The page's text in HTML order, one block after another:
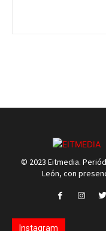
© 2023 Eitmedia.
León, con
Instagram